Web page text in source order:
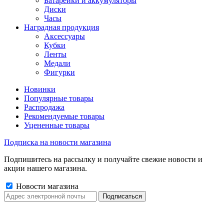
Диски
Часы
Наградная продукция
Аксессуары
Кубки
Ленты
Медали
Фигурки
Новинки
Популярные товары
Распродажа
Рекомендуемые товары
Уцененные товары
Подписка на новости магазина
Подпишитесь на рассылку и получайте свежие новости и
акции нашего магазина.
Новости магазина